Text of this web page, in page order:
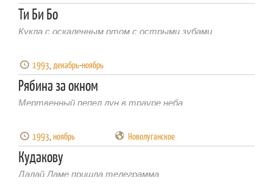
Ти Би Бо
Кукла с оскаленным ртом с острыми зубами
1993,декабрь-ноябрь
Рябина за окном
Мертвенный пепел лун в трауре неба
1993,ноябрь Новолуганское
Кудакову
Далай Ламе пришла телеграмма